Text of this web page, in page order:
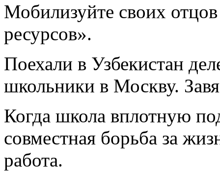
Мобилизуйте своих
ресурсов».
Поехали в Узбекистан
школьники в Москву.
Когда школа вплотную
совместная борьба за
работа.